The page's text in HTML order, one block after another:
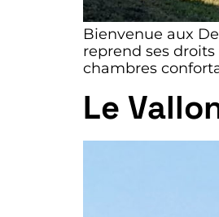
Bienvenue aux
reprend ses
chambres
Le